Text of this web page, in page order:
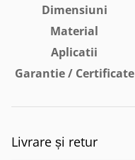
Dimensiuni
Material
Aplicatii
Garantie / Certificate
Livrare și retur